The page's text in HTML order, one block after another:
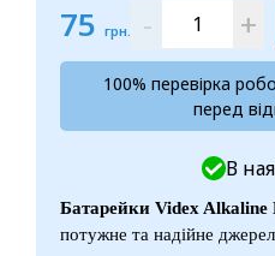
75 грн. - +
100% перевірка
перед
В
Батарейки Videx Alkaline
потужне та надійне